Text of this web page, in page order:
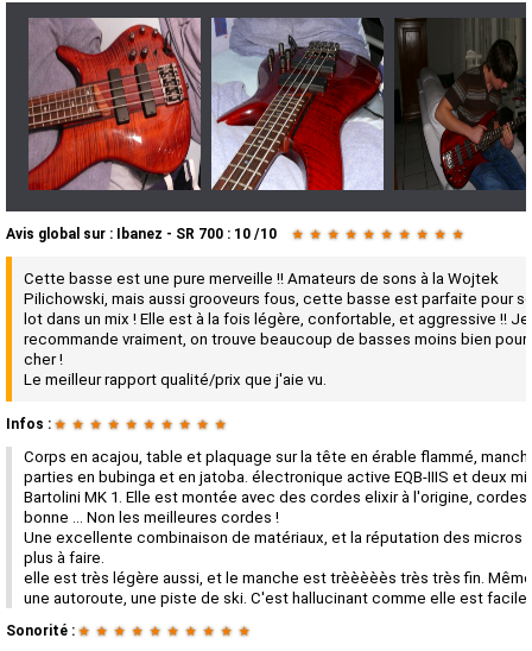
Avis global sur : Ibanez - SR 700 : 10 /10 ★ ★ ★ ★ ★ ★ ★ ★ ★ ★
Cette basse est une pure merveille !! Amateurs de sons à la Wojtek
Pilichowski, mais aussi grooveurs fous, cette basse est parfaite pour
lot dans un mix ! Elle est à la fois légère, confortable, et aggressive !! Je
recommande vraiment, on trouve beaucoup de basses moins bien pour
cher !
Le meilleur rapport qualité/prix que j'aie vu.
Infos : ★ ★ ★ ★ ★ ★ ★ ★ ★ ★
Corps en acajou, table et plaquage sur la tête en érable flammé,
parties en bubinga et en jatoba. électronique active EQB-IIIS et deux
Bartolini MK 1. Elle est montée avec des cordes elixir à l'origine,
bonne ... Non les meilleures cordes !
Une excellente combinaison de matériaux, et la réputation des micros
plus à faire.
elle est très légère aussi, et le manche est trèèèèès très très fin.
une autoroute, une piste de ski. C'est hallucinant comme elle est facile
Sonorité : ★ ★ ★ ★ ★ ★ ★ ★ ★ ★